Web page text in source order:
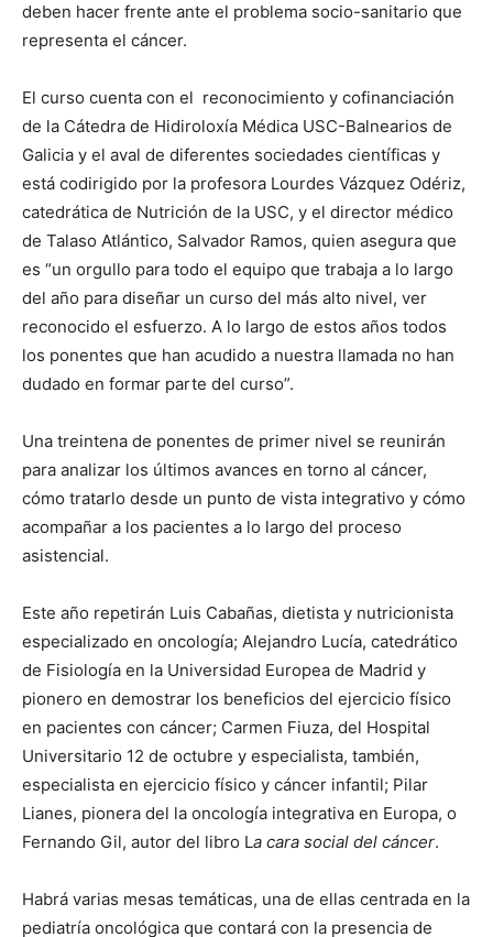
deben hacer frente ante el problema socio-sanitario que
representa el cáncer.
El curso cuenta con el reconocimiento y cofinanciación
de la Cátedra de Hidiroloxía Médica USC-Balnearios de
Galicia y el aval de diferentes sociedades científicas y
está codirigido por la profesora Lourdes Vázquez Odériz,
catedrática de Nutrición de la USC, y el director médico
de Talaso Atlántico, Salvador Ramos, quien asegura que
es “un orgullo para todo el equipo que trabaja a lo largo
del año para diseñar un curso del más alto nivel, ver
reconocido el esfuerzo. A lo largo de estos años todos
los ponentes que han acudido a nuestra llamada no han
dudado en formar parte del curso”.
Una treintena de ponentes de primer nivel se reunirán
para analizar los últimos avances en torno al cáncer,
cómo tratarlo desde un punto de vista integrativo y cómo
acompañar a los pacientes a lo largo del proceso
asistencial.
Este año repetirán Luis Cabañas, dietista y nutricionista
especializado en oncología; Alejandro Lucía, catedrático
de Fisiología en la Universidad Europea de Madrid y
pionero en demostrar los beneficios del ejercicio físico
en pacientes con cáncer; Carmen Fiuza, del Hospital
Universitario 12 de octubre y especialista, también,
especialista en ejercicio físico y cáncer infantil; Pilar
Lianes, pionera del la oncología integrativa en Europa, o
Fernando Gil, autor del libro La cara social del cáncer.
Habrá varias mesas temáticas, una de ellas centrada en la
pediatría oncológica que contará con la presencia de